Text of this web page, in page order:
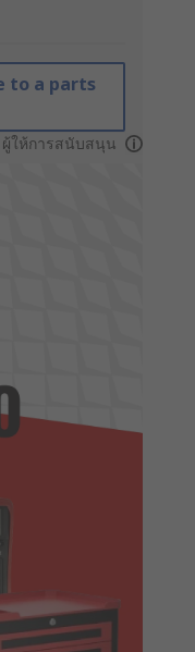
to a parts
ผู้ให้การสนับสนุน